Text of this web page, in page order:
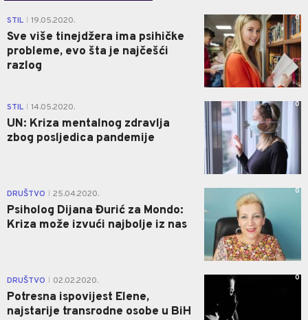
STIL 19.05.2020.
Sve više tinejdžera ima psihičke
probleme, evo šta je najčešći
razlog
0
STIL 14.05.2020.
UN: Kriza mentalnog zdravlja
zbog posljedica pandemije
0
DRUŠTVO 25.04.2020.
Psiholog Dijana Đurić za Mondo:
Kriza može izvući najbolje iz nas
0
DRUŠTVO 02.02.2020.
Potresna ispovijest Elene,
najstarije transrodne osobe u BiH
0